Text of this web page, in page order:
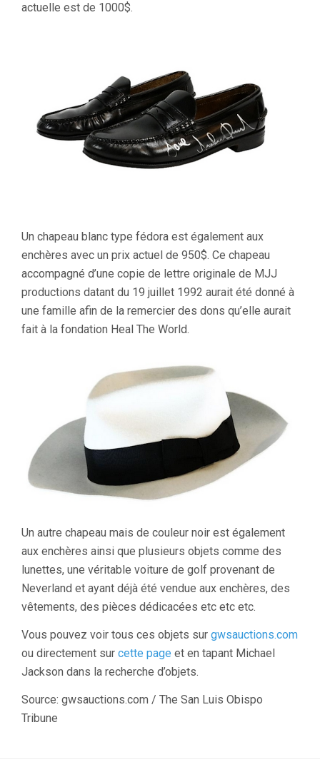
actuelle est de 1000$.
Un chapeau blanc type fédora est également aux
enchères avec un prix actuel de 950$. Ce chapeau
accompagné d’une copie de lettre originale de MJJ
productions datant du 19 juillet 1992 aurait été donné à
une famille afin de la remercier des dons qu’elle aurait
fait à la fondation Heal The World.
Un autre chapeau mais de couleur noir est également
aux enchères ainsi que plusieurs objets comme des
lunettes, une véritable voiture de golf provenant de
Neverland et ayant déjà été vendue aux enchères, des
vêtements, des pièces dédicacées etc etc etc.
Vous pouvez voir tous ces objets sur gwsauctions.com
ou directement sur cette page et en tapant Michael
Jackson dans la recherche d’objets.
Source: gwsauctions.com / The San Luis Obispo
Tribune